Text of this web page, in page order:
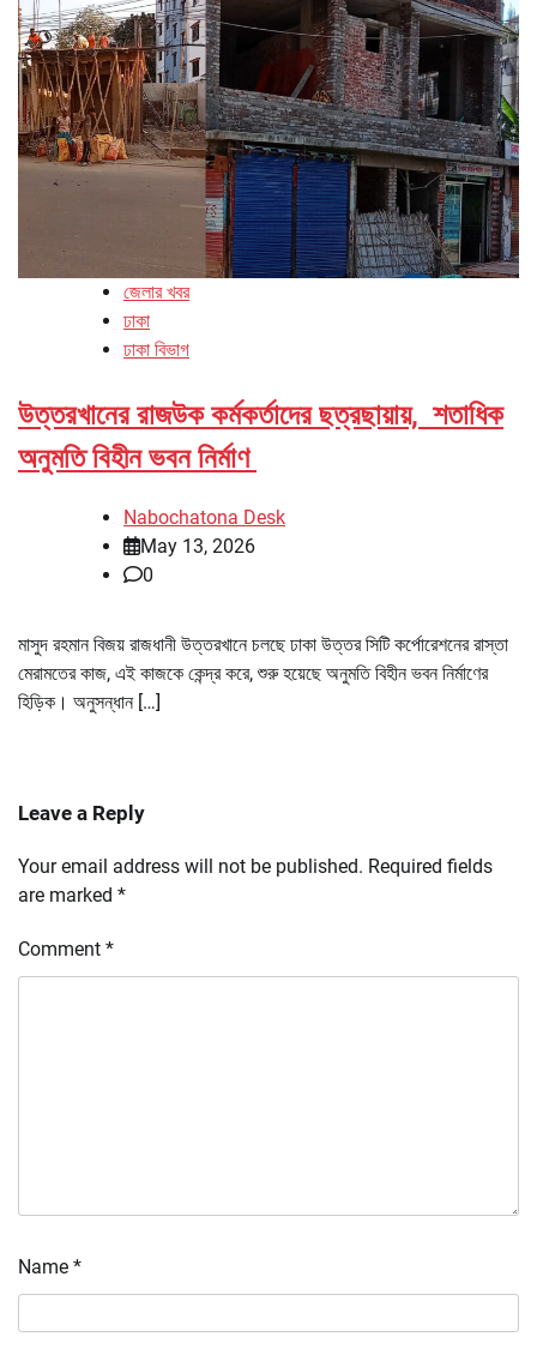
জেলার খবর
ঢাকা
ঢাকা বিভাগ
উত্তরখানের রাজউক কর্মকর্তাদের ছত্রছায়ায়, শতাধিক
অনুমতি বিহীন ভবন নির্মাণ
Nabochatona Desk
May 13, 2026
0
মাসুদ রহমান বিজয় রাজধানী উত্তরখানে চলছে ঢাকা উত্তর সিটি কর্পোরেশনের রাস্তা
মেরামতের কাজ, এই কাজকে কেন্দ্র করে, শুরু হয়েছে অনুমতি বিহীন ভবন নির্মাণের
হিড়িক। অনুসন্ধান […]
Leave a Reply
Your email address will not be published. Required fields
are marked *
Comment *
Name *